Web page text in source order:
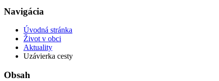
Navigácia
Úvodná stránka
Život v obci
Aktuality
Uzávierka cesty
Obsah